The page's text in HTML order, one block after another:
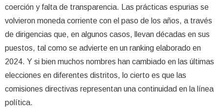
coerción y falta de transparencia. Las prácticas espurias se
volvieron moneda corriente con el paso de los años, a través
de dirigencias que, en algunos casos, llevan décadas en sus
puestos, tal como se advierte en un ranking elaborado en
2024. Y si bien muchos nombres han cambiado en las últimas
elecciones en diferentes distritos, lo cierto es que las
comisiones directivas representan una continuidad en la línea
política.